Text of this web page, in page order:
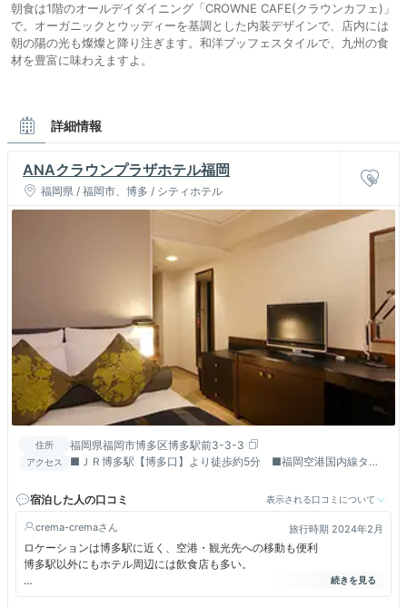
朝食は1階のオールデイダイニング「CROWNE CAFE(クラウンカフェ)」
で。オーガニックとウッディーを基調とした内装デザインで、店内には
朝の陽の光も燦燦と降り注ぎます。和洋ブッフェスタイルで、九州の食
材を豊富に味わえますよ。
詳細情報
ANAクラウンプラザホテル福岡
福岡県 / 福岡市、博多 / シティホテル
住所 福岡県福岡市博多区博多駅前3-3-3
アクセス
■ＪＲ博多駅【博多口】より徒歩約5分 ■福岡空港国内線ター
宿泊した人の口コミ
表示される口コミについて
crema-crema 旅行時期 2024年2月
ロケーションは博多駅に近く、空港・観光先への移動も便利
博多駅以外にもホテル周辺には飲食店も多い。
建物はメンテナンスを丁寧にしていることが伺えるが経年は否めない